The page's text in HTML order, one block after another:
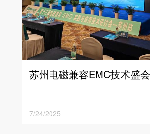
苏州电磁兼容EMC技术盛会
7/24/2025